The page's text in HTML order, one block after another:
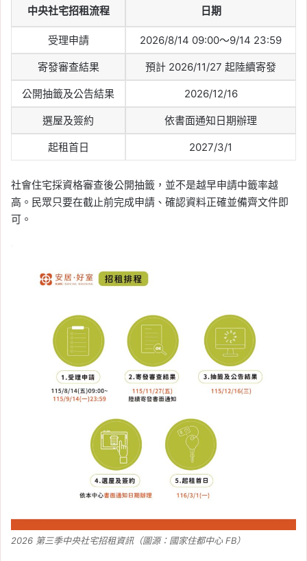
高雄市
捷運萬大線通車倒數，中
和房價站上 8 字頭！板橋
交界購屋攻略、站點差異
台北捷運, 捷運, 捷運萬大線
捷運, 樂屋網
捷運萬大線最大開發案通
過！土城金城機廠、莒光
站 200 億聯開啟動，預計
萬大線
中央社宅招租流程 日期
受理申請 2026/8/14 09:00～9/14 23:59
寄發審查結果 預計 2026/11/27 起陸續寄發
公開抽籤及公告結果 2026/12/16
選屋及簽約 依書面通知日期辦理
起租首日 2027/3/1
社會住宅採資格審查後公開抽籤，並不是越早申請中籤率越
高。民眾只要在截止前完成申請、確認資料正確並備齊文件即
可。
2026 第三季中央社宅招租資訊（圖源：國家住都中心 FB）